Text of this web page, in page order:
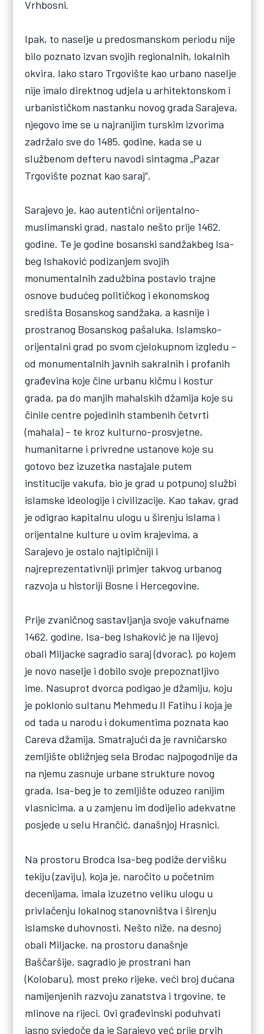
Vrhbosni.
Ipak, to naselje u predosmanskom periodu nije
bilo poznato izvan svojih regionalnih, lokalnih
okvira. Iako staro Trgovište kao urbano naselje
nije imalo direktnog udjela u arhitektonskom i
urbanističkom nastanku novog grada Sarajeva,
njegovo ime se u najranijim turskim izvorima
zadržalo sve do 1485. godine, kada se u
službenom defteru navodi sintagma „Pazar
Trgovište poznat kao saraj“.
Sarajevo je, kao autentični orijentalno-
muslimanski grad, nastalo nešto prije 1462.
godine. Te je godine bosanski sandžakbeg Isa-
beg Ishaković podizanjem svojih
monumentalnih zadužbina postavio trajne
osnove budućeg političkog i ekonomskog
središta Bosanskog sandžaka, a kasnije i
prostranog Bosanskog pašaluka. Islamsko-
orijentalni grad po svom cjelokupnom izgledu –
od monumentalnih javnih sakralnih i profanih
građevina koje čine urbanu kičmu i kostur
grada, pa do manjih mahalskih džamija koje su
činile centre pojedinih stambenih četvrti
(mahala) – te kroz kulturno-prosvjetne,
humanitarne i privredne ustanove koje su
gotovo bez izuzetka nastajale putem
institucije vakufa, bio je grad u potpunoj službi
islamske ideologije i civilizacije. Kao takav, grad
je odigrao kapitalnu ulogu u širenju islama i
orijentalne kulture u ovim krajevima, a
Sarajevo je ostalo najtipičniji i
najreprezentativniji primjer takvog urbanog
razvoja u historiji Bosne i Hercegovine.
Prije zvaničnog sastavljanja svoje vakufname
1462. godine, Isa-beg Ishaković je na lijevoj
obali Miljacke sagradio saraj (dvorac), po kojem
je novo naselje i dobilo svoje prepoznatljivo
ime. Nasuprot dvorca podigao je džamiju, koju
je poklonio sultanu Mehmedu II Fatihu i koja je
od tada u narodu i dokumentima poznata kao
Careva džamija. Smatrajući da je ravničarsko
zemljište obližnjeg sela Brodac najpogodnije da
na njemu zasnuje urbane strukture novog
grada, Isa-beg je to zemljište oduzeo ranijim
vlasnicima, a u zamjenu im dodijelio adekvatne
posjede u selu Hrančić, današnjoj Hrasnici.
Na prostoru Brodca Isa-beg podiže dervišku
tekiju (zaviju), koja je, naročito u početnim
decenijama, imala izuzetno veliku ulogu u
privlačenju lokalnog stanovništva i širenju
islamske duhovnosti. Nešto niže, na desnoj
obali Miljacke, na prostoru današnje
Baščaršije, sagradio je prostrani han
(Kolobaru), most preko rijeke, veći broj dućana
namijenjenih razvoju zanatstva i trgovine, te
mlinove na rijeci. Ovi građevinski poduhvati
jasno svjedoče da je Sarajevo već prije prvih